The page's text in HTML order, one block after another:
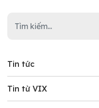
Tin tức
Tin từ VIX